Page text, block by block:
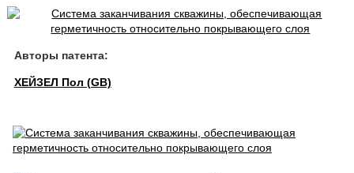
Авторы патента:
ХЕЙЗЕЛ Пол (GB)